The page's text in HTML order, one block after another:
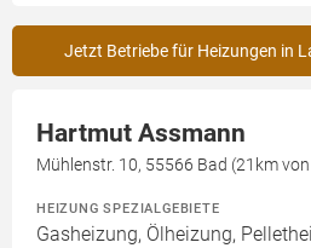
Jetzt Betriebe für Heizungen in
Hartmut Assmann
Mühlenstr. 10, 55566 Bad (21km
HEIZUNG SPEZIALGEBIETE
Gasheizung, Ölheizung,